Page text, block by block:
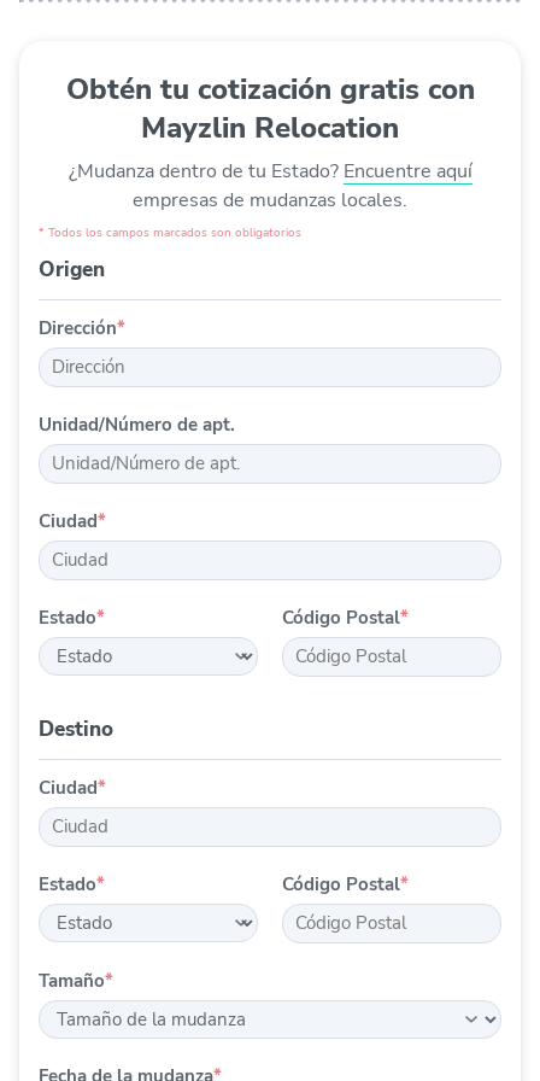
precio puede aumentar rápidamente. Si alquila un
descargar los muebles usted mismo, a menos que
contrate mano de obra externa.
Obtén tu cotización gratis con
Mayzlin Relocation
¿Mudanza dentro de tu Estado? Encuentre aquí
empresas de mudanzas locales.
* Todos los campos marcados son obligatorios
Origen
Dirección*
Unidad/Número de apt.
Ciudad*
Estado* Código Postal*
Destino
Ciudad*
Estado* Código Postal*
Tamaño*
Fecha de la mudanza*